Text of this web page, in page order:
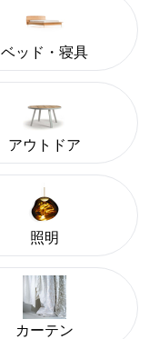
ベッド・寝具
アウトドア
照明
カーテン